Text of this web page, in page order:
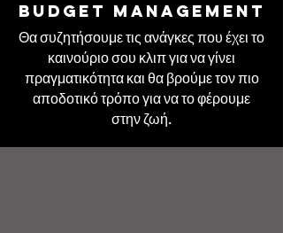
BUDGET MANAGEMENT
Θα συζητήσουμε τις ανάγκες που έχει το
καινούριο σου κλιπ για να γίνει
πραγματικότητα και θα βρούμε τον πιο
αποδοτικό τρόπο για να το φέρουμε
στην ζωή.